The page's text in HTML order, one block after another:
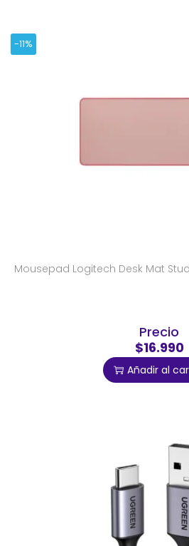
-11%
Mousepad Logitech Desk Mat
Precio
$16.990
Añadir al